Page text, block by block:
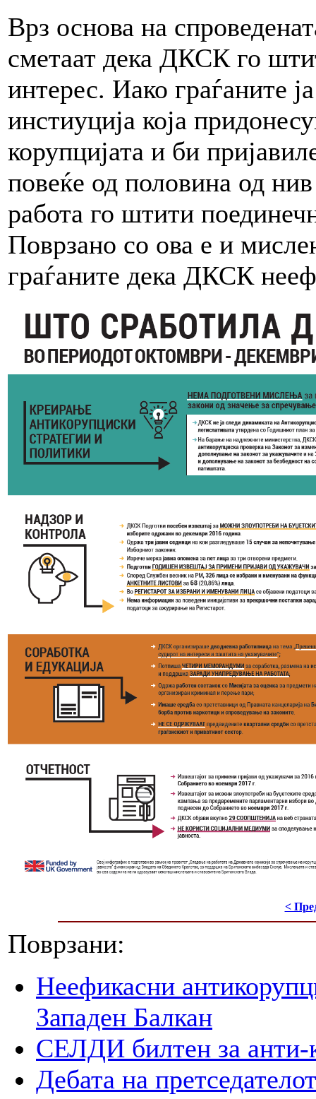
Врз основа на
сметаат дека ДКСК го
интерес. Иако граѓаните
инстиуција која
корупцијата и би
повеќе од половина од
работа го штити
Поврзано со ова е и
граѓаните дека ДКСК
<
Поврзани:
Неефикасни
Западен Балкан
СЕЛДИ билтен за анти-
Дебата на